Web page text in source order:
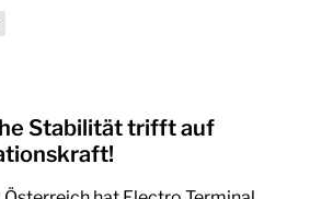
Stabilität trifft auf